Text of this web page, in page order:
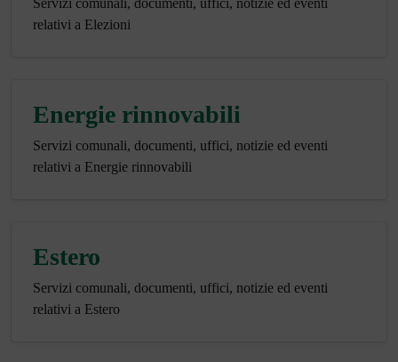
Servizi comunali, documenti, uffici, notizie ed eventi
relativi a Elezioni
Energie rinnovabili
Servizi comunali, documenti, uffici, notizie ed eventi
relativi a Energie rinnovabili
Estero
Servizi comunali, documenti, uffici, notizie ed eventi
relativi a Estero